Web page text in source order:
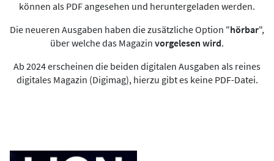
können als PDF angesehen und heruntergeladen werden.
Die neueren Ausgaben haben die zusätzliche Option "hörbar",
über welche das Magazin vorgelesen wird.
Ab 2024 erscheinen die beiden digitalen Ausgaben als reines
digitales Magazin (Digimag), hierzu gibt es keine PDF-Datei.